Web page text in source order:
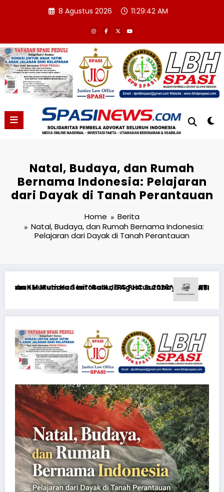
8 Agustus 2026 11:29:43 AM
Natal, Budaya, dan Rumah
Bernama Indonesia: Pelajaran
dari Dayak di Tanah Perantauan
Home
Berita
Natal, Budaya, dan Rumah Bernama Indonesia:
Pelajaran dari Dayak di Tanah Perantauan
PERCERAIAN KEPADA MANTAN ISTRI DAN ANAK MASIH
oyun statistikası ilə oyun anlayışıRisiken minimieren: Wie